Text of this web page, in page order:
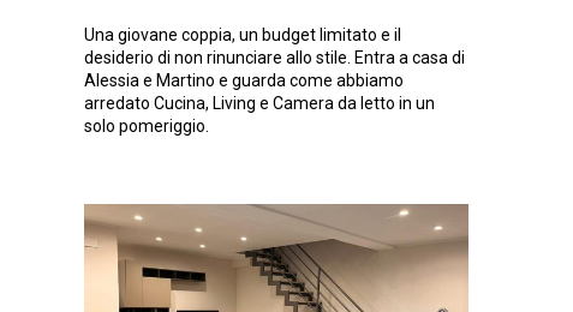
15.000€
Una giovane coppia, un budget limitato e il
desiderio di non rinunciare allo stile. Entra a casa di
Alessia e Martino e guarda come abbiamo
arredato Cucina, Living e Camera da letto in un
solo pomeriggio.